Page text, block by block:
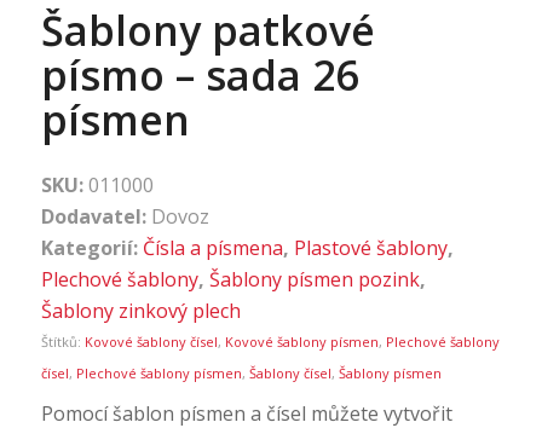
Šablony patkové
písmo – sada 26
písmen
SKU:011000
Dodavatel: Dovoz
Kategorií: Čísla a písmena, Plastové šablony,
Plechové šablony, Šablony písmen pozink,
Šablony zinkový plech
Štítků: Kovové šablony čísel, Kovové šablony písmen, Plechové šablony
čísel, Plechové šablony písmen, Šablony čísel, Šablony písmen
Pomocí šablon písmen a čísel můžete vytvořit